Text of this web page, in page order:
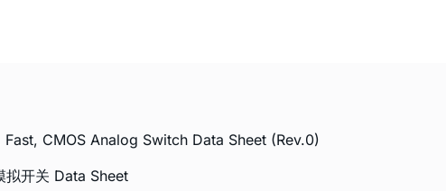
CMOS Analog Switch Data Sheet (Rev.0)
拟开关 Data Sheet